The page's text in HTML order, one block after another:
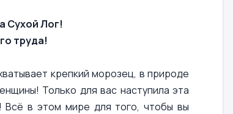
Сухой Лог!
труда!
крепкий морозец, в природе
Только для вас наступила эта
Всё в этом мире для того, чтобы вы